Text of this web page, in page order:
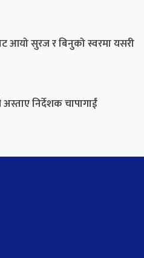
आयो सुरज र बिनुको स्वरमा यसरी
निर्देशक चापागाईं